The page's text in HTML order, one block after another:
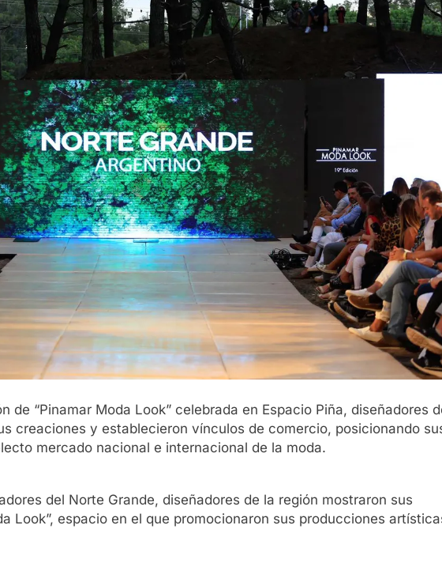
de “Pinamar Moda Look” celebrada en Espacio Piña, diseñadores
creaciones y establecieron vínculos de comercio, posicionando
mercado nacional e internacional de la moda.
del Norte Grande, diseñadores de la región mostraron sus
Look”, espacio en el que promocionaron sus producciones